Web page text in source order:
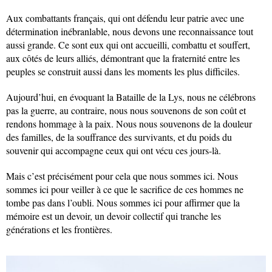
Aux combattants français, qui ont défendu leur patrie avec une
détermination inébranlable, nous devons une reconnaissance tout
aussi grande. Ce sont eux qui ont accueilli, combattu et souffert,
aux côtés de leurs alliés, démontrant que la fraternité entre les
peuples se construit aussi dans les moments les plus difficiles.
Aujourd’hui, en évoquant la Bataille de la Lys, nous ne célébrons
pas la guerre, au contraire, nous nous souvenons de son coût et
rendons hommage à la paix. Nous nous souvenons de la douleur
des familles, de la souffrance des survivants, et du poids du
souvenir qui accompagne ceux qui ont vécu ces jours-là.
Mais c’est précisément pour cela que nous sommes ici. Nous
sommes ici pour veiller à ce que le sacrifice de ces hommes ne
tombe pas dans l’oubli. Nous sommes ici pour affirmer que la
mémoire est un devoir, un devoir collectif qui tranche les
générations et les frontières.